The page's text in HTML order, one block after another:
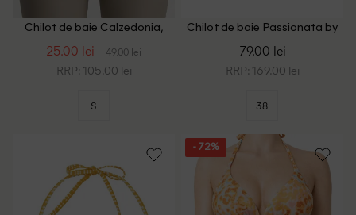
Chilot de baie Calzedonia,
25.00 lei 49.00 lei
RRP: 105.00 lei
S
Chilot de baie Passionata by
79.00 lei
RRP: 169.00 lei
38
- 72%